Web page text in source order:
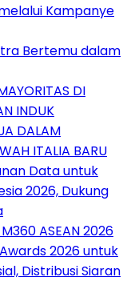
Kampanye
Bertemu dalam
DI
INDUK
DALAM
ITALIA BARU
Data untuk
2026, Dukung
ASEAN 2026
2026 untuk
Distribusi Siaran